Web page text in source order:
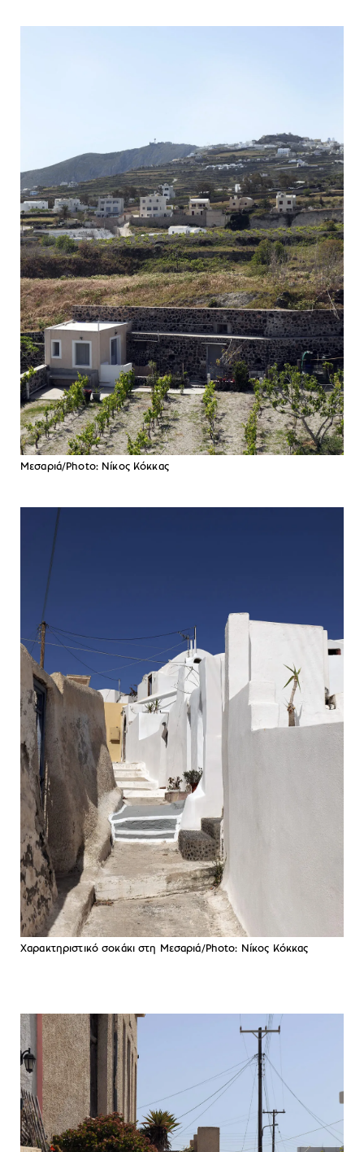
Μεσαριά/Photo: Νίκος Κόκκας
Χαρακτηριστικό σοκάκι στη Μεσαριά/Photo: Νίκος Κόκκας